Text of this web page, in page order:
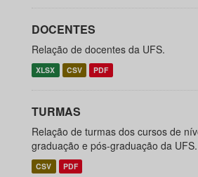
DOCENTES
Relação de docentes da UFS.
XLSX CSV PDF
TURMAS
Relação de turmas dos cursos de
graduação e pós-graduação da UFS.
CSV PDF